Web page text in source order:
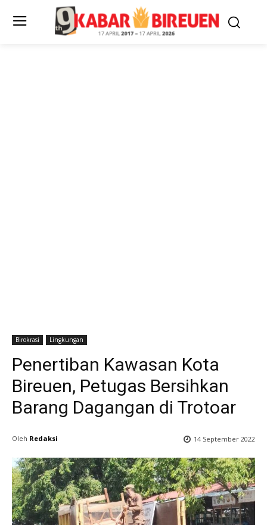
Birokrasi Lingkungan
Penertiban Kawasan Kota
Bireuen, Petugas Bersihkan
Barang Dagangan di Trotoar
Oleh Redaksi 14 September 2022